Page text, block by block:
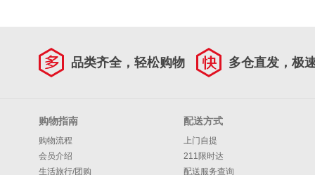
品类齐全，轻松购物 多仓直发，极
购物指南
购物流程
会员介绍
生活旅行/团购
配送方式
上门自提
211限时达
配送服务查询